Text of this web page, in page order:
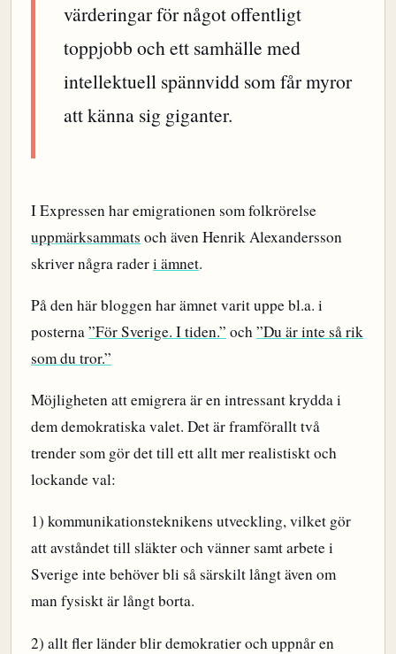
värderingar för något offentligt
toppjobb och ett samhälle med
intellektuell spännvidd som får myror
att känna sig giganter.
I Expressen har emigrationen som folkrörelse
uppmärksammats och även Henrik Alexandersson
skriver några raderi ämnet.
På den här bloggen har ämnet varit uppe bl.a. i
posterna”För Sverige. I tiden.” och”Du är inte så rik
som du tror.”
Möjligheten att emigrera är en intressant krydda i
dem demokratiska valet. Det är framförallt två
trender som gör det till ett allt mer realistiskt och
lockande val:
1) kommunikationsteknikens utveckling, vilket gör
att avståndet till släkter och vänner samt arbete i
Sverige inte behöver bli så särskilt långt även om
man fysiskt är långt borta.
2) allt fler länder blir demokratier och uppnår en